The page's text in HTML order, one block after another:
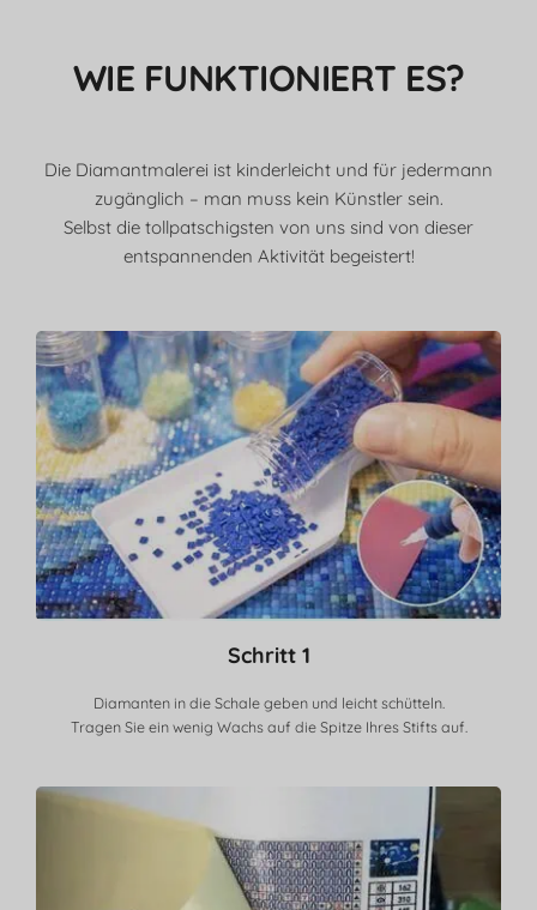
WIE FUNKTIONIERT ES?
Die Diamantmalerei ist kinderleicht und für jedermann
zugänglich – man muss kein Künstler sein.
Selbst die tollpatschigsten von uns sind von dieser
entspannenden Aktivität begeistert!
Schritt 1
Diamanten in die Schale geben und leicht schütteln.
Tragen Sie ein wenig Wachs auf die Spitze Ihres Stifts auf.